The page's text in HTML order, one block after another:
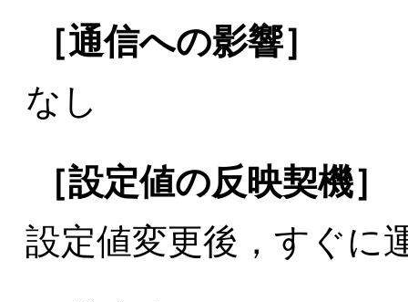
［通信への影響］
なし
［設定値の反映契機］
設定値変更後，すぐに